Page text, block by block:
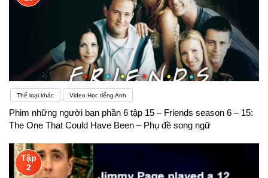
Thể loại khác Video Học tiếng Anh
Phim những người bạn phần 6 tập 15 – Friends season 6 – 15:
The One That Could Have Been – Phụ đề song ngữ
Tập
2